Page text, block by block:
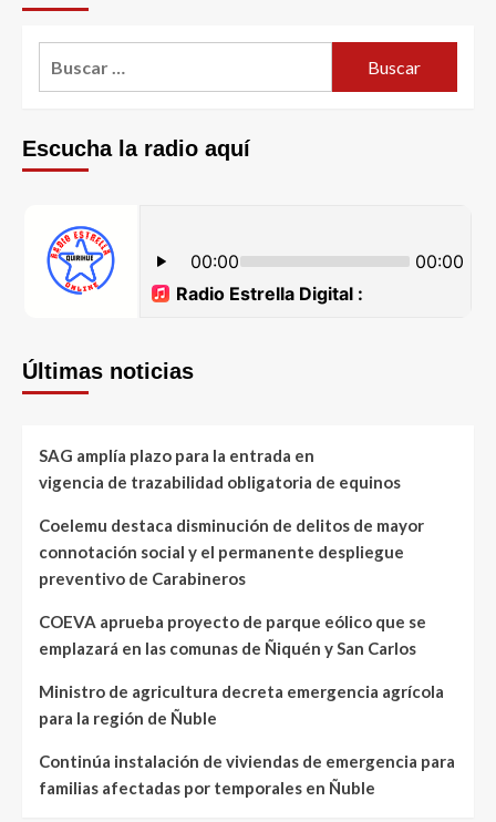
Escucha la radio aquí
Últimas noticias
SAG amplía plazo para la entrada en
vigencia de trazabilidad obligatoria de equinos
Coelemu destaca disminución de delitos de mayor
connotación social y el permanente despliegue
preventivo de Carabineros
COEVA aprueba proyecto de parque eólico que se
emplazará en las comunas de Ñiquén y San Carlos
Ministro de agricultura decreta emergencia agrícola
para la región de Ñuble
Continúa instalación de viviendas de emergencia para
familias afectadas por temporales en Ñuble